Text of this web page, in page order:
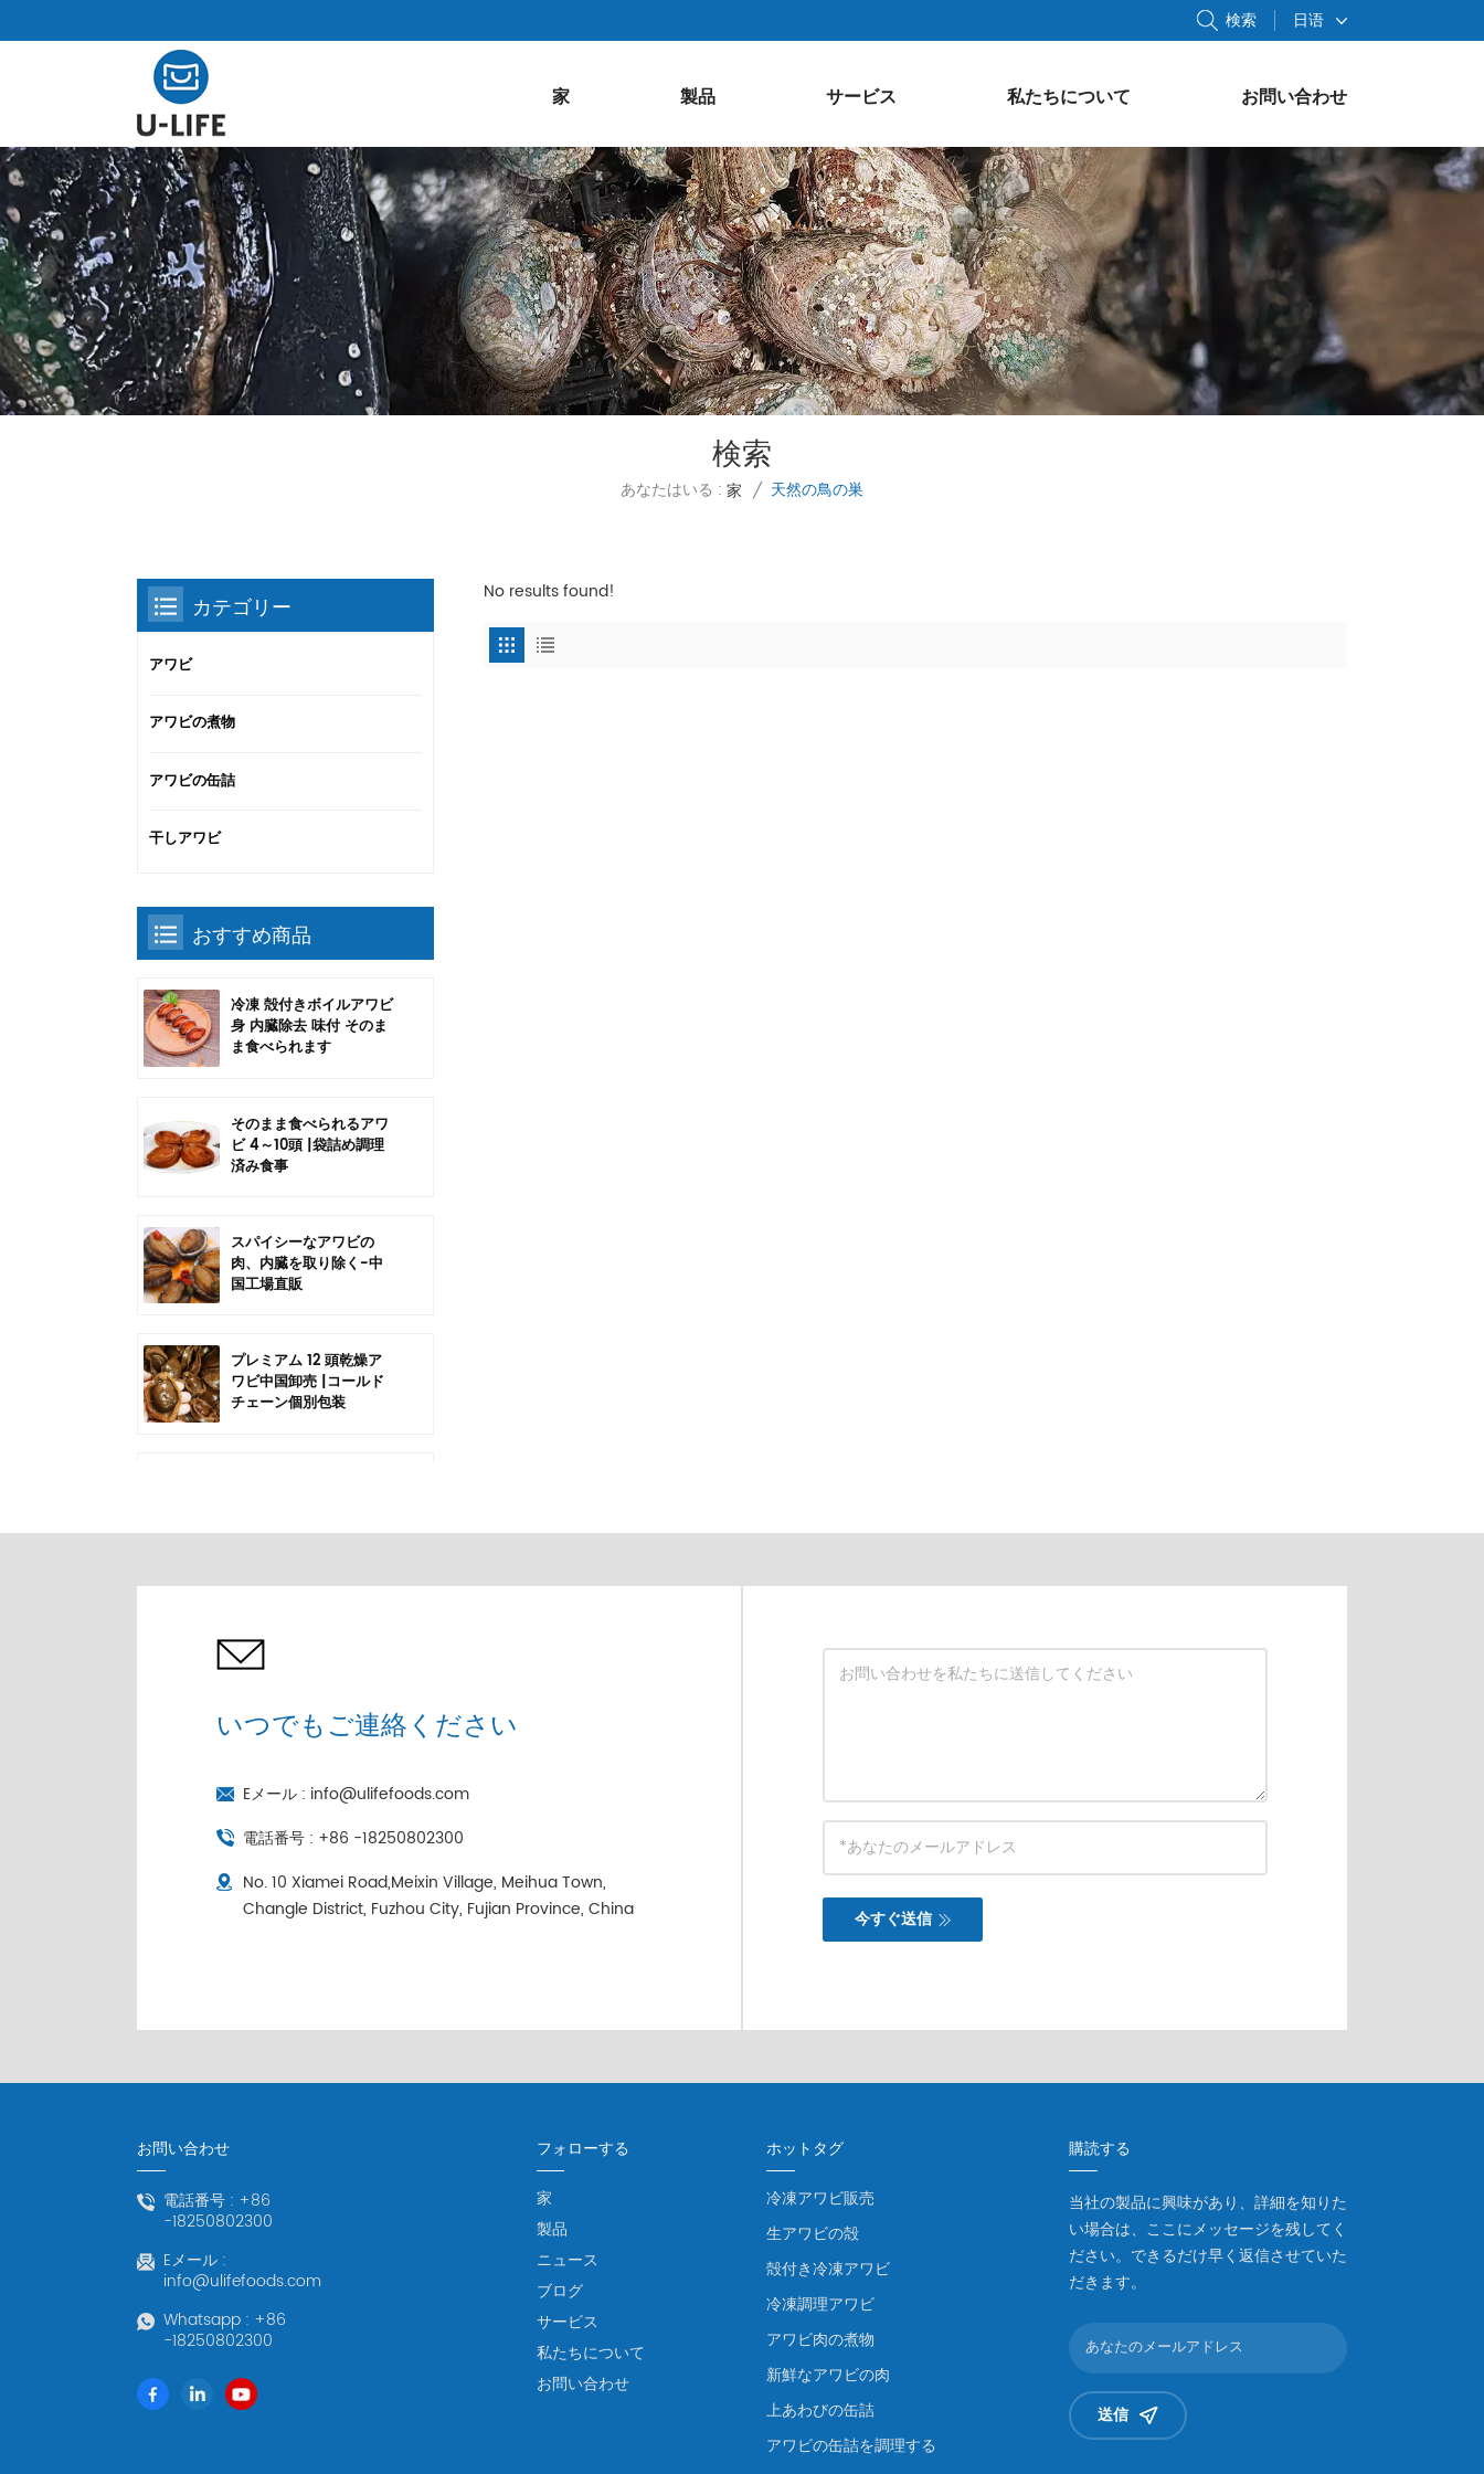
日语
検索
家 製品 サービス 私たちについて お問い合わせ
検索
あなたはいる : 家 / 天然の鳥の巣
No results found!
カテゴリー
アワビ
アワビの煮物
アワビの缶詰
干しアワビ
おすすめ商品
冷凍 殻付きボイルアワビ
身 内臓除去 味付 そのま
ま食べられます
そのまま食べられるアワ
ビ 4～10頭 |袋詰め調理
済み食事
スパイシーなアワビの
肉、内臓を取り除く-中
国工場直販
プレミアム 12 頭乾燥ア
ワビ中国卸売 |コールド
チェーン個別包装
いつでもご連絡ください
Eメール : info@ulifefoods.com
電話番号 : +86 -18250802300
No. 10 Xiamei Road,Meixin Village, Meihua Town,
Changle District, Fuzhou City, Fujian Province, China
今すぐ送信
お問い合わせ
電話番号 : +86
-18250802300
Eメール :
info@ulifefoods.com
Whatsapp : +86
-18250802300
フォローする
家
製品
ニュース
ブログ
サービス
私たちについて
お問い合わせ
ホットタグ
冷凍アワビ販売
生アワビの殻
殻付き冷凍アワビ
冷凍調理アワビ
アワビ肉の煮物
新鮮なアワビの肉
上あわびの缶詰
アワビの缶詰を調理する
購読する
当社の製品に興味があり、詳細を知りた
い場合は、ここにメッセージを残してく
ださい。できるだけ早く返信させていた
だきます。
送信